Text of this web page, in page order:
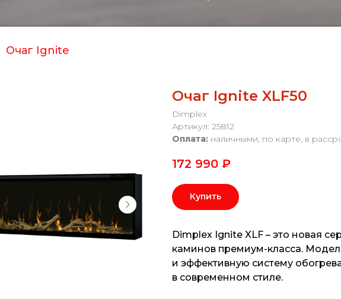
Очаг Ignite
Очаг Ignite XLF50
Dimplex
Артикул: 25812
Оплата: наличными, по карте, в
172 990 ₽
Купить
Dimplex Ignite XLF – это новая
каминов премиум-класса.
и эффективную систему
в современном стиле.